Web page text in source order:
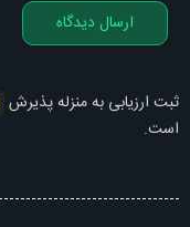
ارسال دیدگاه
ثبت ارزیابی به منزله پذیرش
است.